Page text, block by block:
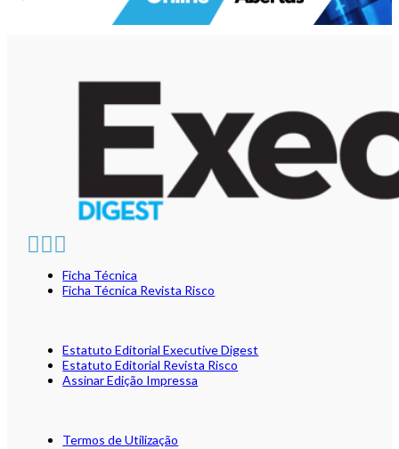
Ficha Técnica
Ficha Técnica Revista Risco
Estatuto Editorial Executive Digest
Estatuto Editorial Revista Risco
Assinar Edição Impressa
Termos de Utilização